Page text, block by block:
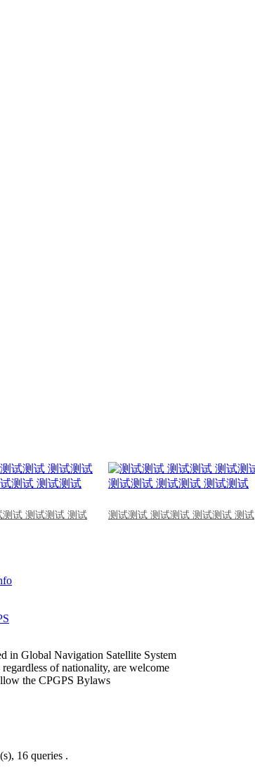
试 测试测试 测试
测试测试 测试测试 测试测试 测试
in Global Navigation Satellite System
of nationality, are welcome
the CPGPS Bylaws
16 queries .